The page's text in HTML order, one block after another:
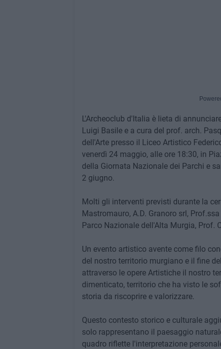
L'Archeoclub d'Italia è lieta di
Luigi Basile e a cura del prof. arch.
dell'Arte presso il Liceo Artistico
venerdì 24 maggio, alle ore 18:30, in
della Giornata Nazionale dei Parchi e
2 giugno.
Molti gli interventi previsti durante la
Mastromauro, A.D. Granoro srl,
Parco Nazionale dell'Alta Murgia, Prof.
Un evento artistico avente come filo
del nostro territorio murgiano e il fine
attraverso le opere Artistiche il nostro
dimenticato, territorio che ha visto le
storia da riscoprire e valorizzare.
Questo contesto storico e culturale
solo rappresentano il paesaggio
quadro riflette l'interpretazione